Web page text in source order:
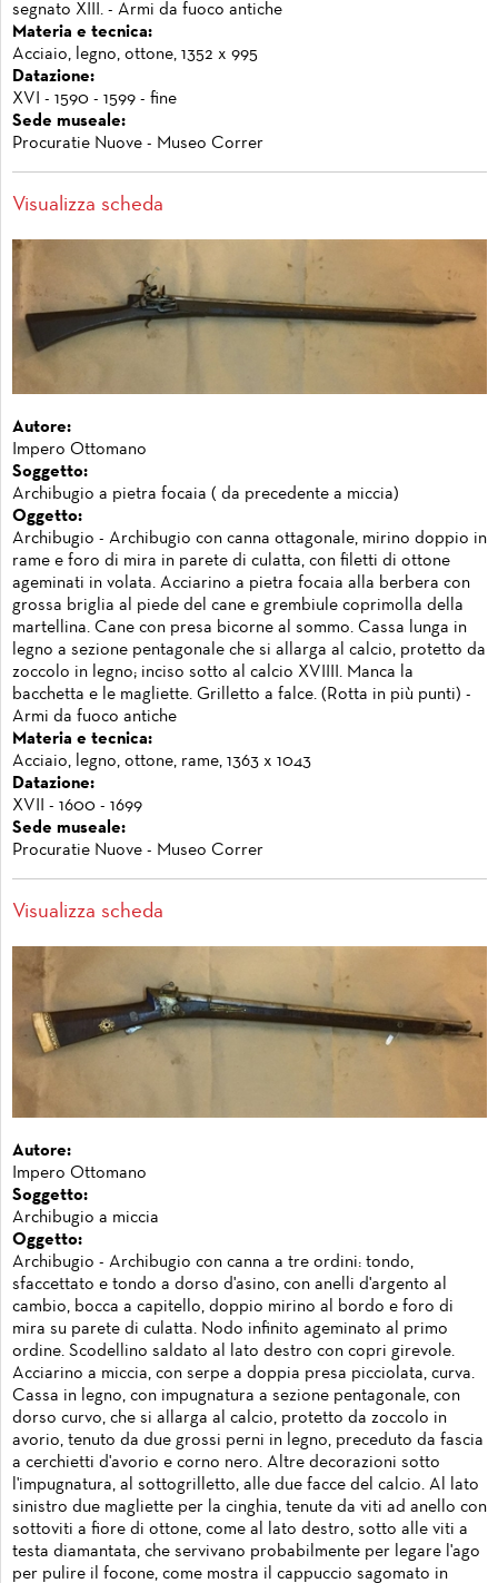
segnato XIII. - Armi da fuoco antiche
Materia e tecnica:
Acciaio, legno, ottone, 1352 x 995
Datazione:
XVI - 1590 - 1599 - fine
Sede museale:
Procuratie Nuove - Museo Correr
Visualizza scheda
Autore:
Impero Ottomano
Soggetto:
Archibugio a pietra focaia ( da precedente a miccia)
Oggetto:
Archibugio - Archibugio con canna ottagonale, mirino doppio in
rame e foro di mira in parete di culatta, con filetti di ottone
ageminati in volata. Acciarino a pietra focaia alla berbera con
grossa briglia al piede del cane e grembiule coprimolla della
martellina. Cane con presa bicorne al sommo. Cassa lunga in
legno a sezione pentagonale che si allarga al calcio, protetto da
zoccolo in legno; inciso sotto al calcio XVIIII. Manca la
bacchetta e le magliette. Grilletto a falce. (Rotta in più punti) -
Armi da fuoco antiche
Materia e tecnica:
Acciaio, legno, ottone, rame, 1363 x 1043
Datazione:
XVII - 1600 - 1699
Sede museale:
Procuratie Nuove - Museo Correr
Visualizza scheda
Autore:
Impero Ottomano
Soggetto:
Archibugio a miccia
Oggetto:
Archibugio - Archibugio con canna a tre ordini: tondo,
sfaccettato e tondo a dorso d'asino, con anelli d'argento al
cambio, bocca a capitello, doppio mirino al bordo e foro di
mira su parete di culatta. Nodo infinito ageminato al primo
ordine. Scodellino saldato al lato destro con copri girevole.
Acciarino a miccia, con serpe a doppia presa picciolata, curva.
Cassa in legno, con impugnatura a sezione pentagonale, con
dorso curvo, che si allarga al calcio, protetto da zoccolo in
avorio, tenuto da due grossi perni in legno, preceduto da fascia
a cerchietti d'avorio e corno nero. Altre decorazioni sotto
l'impugnatura, al sottogrilletto, alle due facce del calcio. Al lato
sinistro due magliette per la cinghia, tenute da viti ad anello con
sottoviti a fiore di ottone, come al lato destro, sotto alle viti a
testa diamantata, che servivano probabilmente per legare l'ago
per pulire il focone, come mostra il cappuccio sagomato in